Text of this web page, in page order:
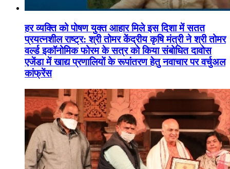
हर व्यक्ति को पोषण युक्त आहार मिले इस दिशा में सतत
प्रयत्नशील राष्ट्र: श्री तोमर केंद्रीय कृषि मंत्री ने श्री तोमर
वर्ल्ड इकॉनोमिक फोरम के सत्र को किया संबोधित दावोस
एजेंडा में खाद्य प्रणालियों के रूपांतरण हेतु नवाचार पर वर्चुअल
कांफ्रेंस